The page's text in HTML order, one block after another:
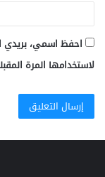
احفظ اسمي، بريدي
لاستخدامها المرة